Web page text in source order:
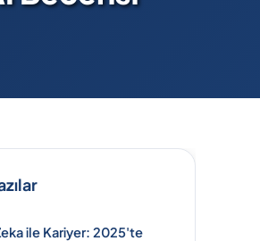
ile Kariyer: 2025'te